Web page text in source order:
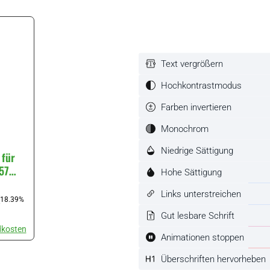
die Anzahl zu erhöhen oder zu reduzieren.
für
Wert ein oder benutze die Schaltflächen um die Anzahl zu
Text vergrößern
Hochkontrastmodus
Farben invertieren
Monochrom
Niedrige Sättigung
Hohe Sättigung
Links unterstreichen
Gut lesbare Schrift
Animationen stoppen
Überschriften hervorheben